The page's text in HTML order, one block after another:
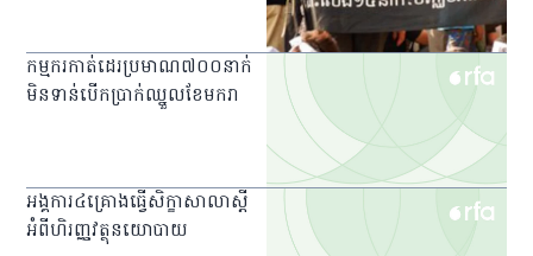
កម្មករ​កាត់​ដេរ​ប្រមាណ​៧០០​នាក់​
មិន​ទាន់​បើក​ប្រាក់​ឈ្នួល​ខែ​មករា
អង្គការ​៤​គ្រោង​ធ្វើ​សិក្ខាសាលា​ស្ដី​
អំពី​ហិរញ្ញវត្ថុ​នយោបាយ